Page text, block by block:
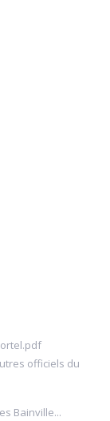
officiels du
Bainville...